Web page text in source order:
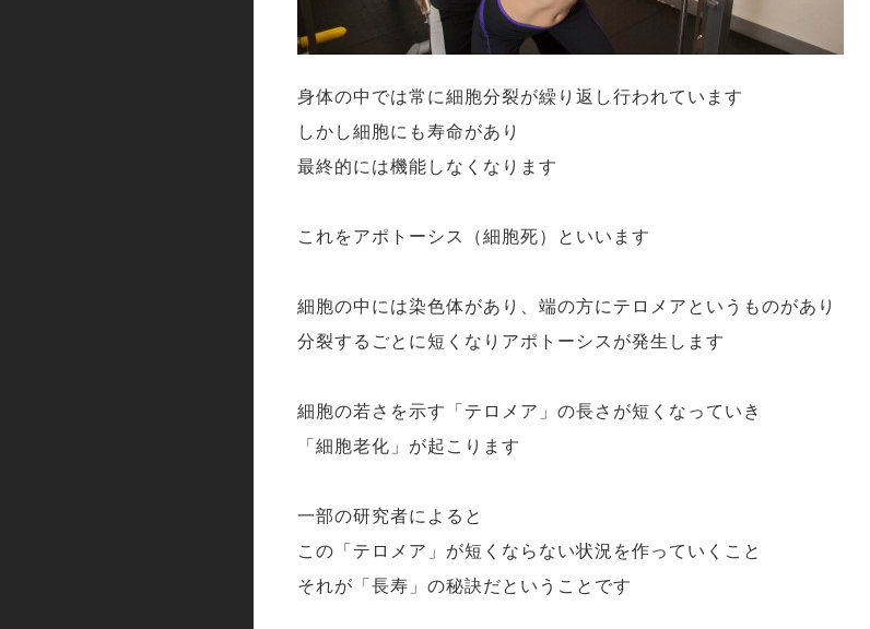
身体の中では常に細胞分裂が繰り返し行われています
しかし細胞にも寿命があり
最終的には機能しなくなります
これをアポトーシス（細胞死）といいます
細胞の中には染色体があり、端の方にテロメアというものがあり
分裂するごとに短くなりアポトーシスが発生します
細胞の若さを示す「テロメア」の長さが短くなっていき
「細胞老化」が起こります
一部の研究者によると
この「テロメア」が短くならない状況を作っていくこと
それが「長寿」の秘訣だということです